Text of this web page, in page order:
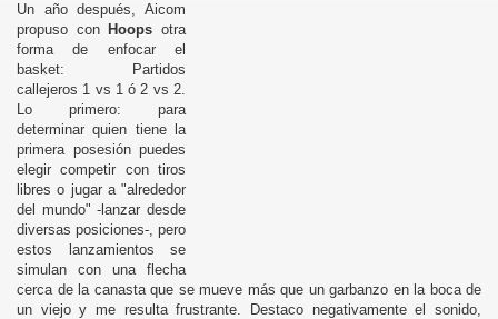
Un año después, Aicom
propuso con Hoops otra
forma de enfocar el
basket: Partidos
callejeros 1 vs 1 ó 2 vs 2.
Lo primero: para
determinar quien tiene la
primera posesión puedes
elegir competir con tiros
libres o jugar a "alrededor
del mundo" -lanzar desde
diversas posiciones-, pero
estos lanzamientos se
simulan con una flecha
cerca de la canasta que se mueve más que un garbanzo en la boca de
un viejo y me resulta frustrante. Destaco negativamente el sonido,